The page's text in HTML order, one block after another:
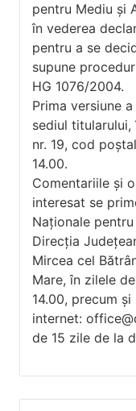
pentru Mediu și
în vederea
pentru a se
supune
HG 1076/2004.
Prima versiune
sediul titularului,
nr. 19, cod
14.00.
Comentariile și
interesat se
Naționale
Direcția
Mircea cel
Mare, în zilele
14.00, precum
internet:
de 15 zile de la